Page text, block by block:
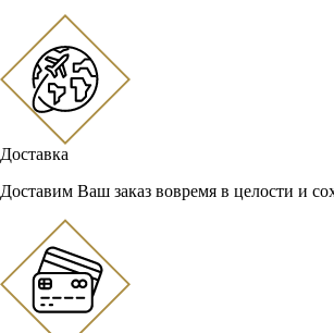
Доставка
Доставим Ваш заказ вовремя в целости и